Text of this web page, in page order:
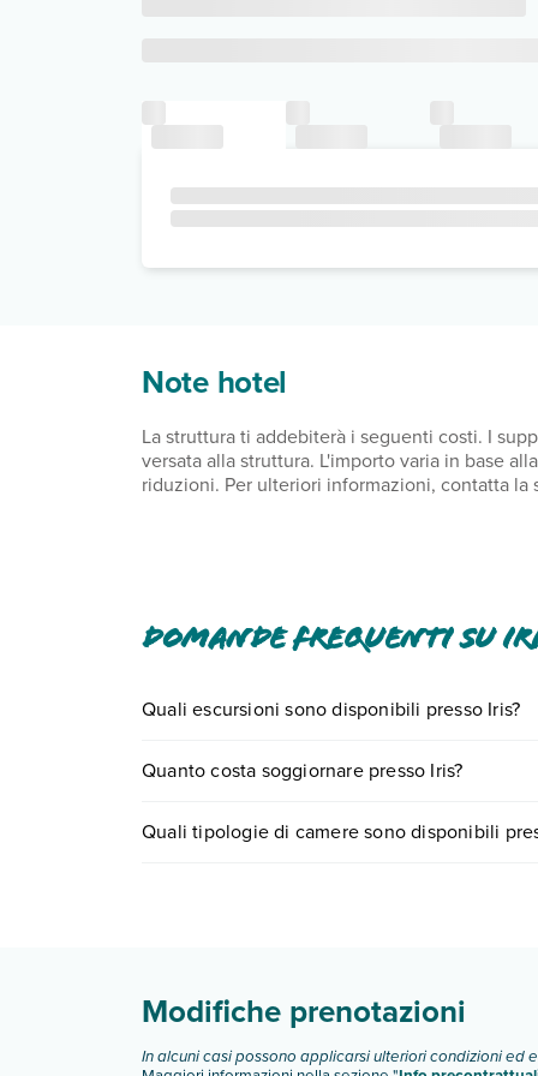
Note hotel
La struttura ti addebiterà i seguenti costi. I
versata alla struttura. L'importo varia in base
riduzioni. Per ulteriori informazioni, contatta
In base alla normativa vigente, non si
struttura utilizzando i recapiti indicati nella
Domande frequenti su
Quali escursioni sono disponibili presso Iris?
prenotando un appuntamento.
Quanto costa soggiornare presso Iris?
Quali tipologie di camere sono disponibili
Modifiche prenotazioni
In alcuni casi possono applicarsi ulteriori condizioni ed